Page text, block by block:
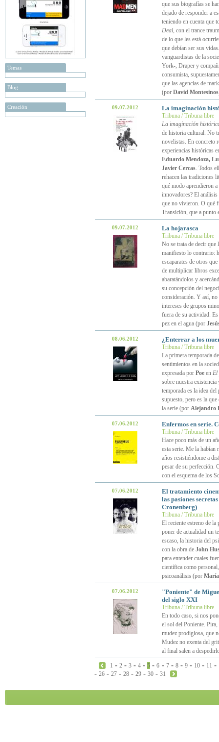
Temas
Blog
Creación
que sus biografías se
dejado de responder a
teniendo en cuenta que
Deal, con el trance
de lo que les está
que debían ser sus
vanguardistas de la
York-, Draper y
consumista,
que las agencias de
(por David Montesinos
09.07.2012 La imaginación
Tribuna / Tribuna libre
La imaginación
de historia cultural. No
novelistas. En concreto
experiencias históricas
Eduardo Mendoza,
Javier Cercas. Todos
rehacen las tradiciones
qué modo aprendieron
innovadores? El
que no vivieron. O qué
Transición, que a punto
09.07.2012 La hojarasca
Tribuna / Tribuna libre
No se trata de decir que
manifiesto lo contrario:
escaparates de otros
de multiplicar libros
abaratándolos y
su concepción del
consideración. Y así, no
intereses de grupos
fuera de su actividad.
pez en el agua (por
08.06.2012 ¿Enterrar a los
Tribuna / Tribuna libre
La primera temporada
sentimientos en la
expresada por Poeen El
sobre nuestra existencia
temporada es la idea
supuesto, pero es la
la serie (por Alejandro
07.06.2012 Enfermos en serie.
Tribuna / Tribuna libre
Hace poco más de un
esta serie. Me la habían
años resistiéndome a
pesar de su perfección.
con el esquema de los
07.06.2012
El tratamiento
las pasiones
Cronenberg)
Tribuna / Tribuna libre
El reciente estreno de la
poner de actualidad un
escaso, la historia del
con la obra de John
para entender cuales
científica como
psicoanálisis (por
07.06.2012
"Poniente" de
del siglo XXI
Tribuna / Tribuna libre
En todo caso, si nos
el sol del Poniente.
mudez prodigiosa, que
Mudez no exenta del
al final salen a
1 -2 -3 -4 -5 -6 - 7- 8- 9- 10- 11 -
- 26 - 27 - 28 - 29 - 30 - 31